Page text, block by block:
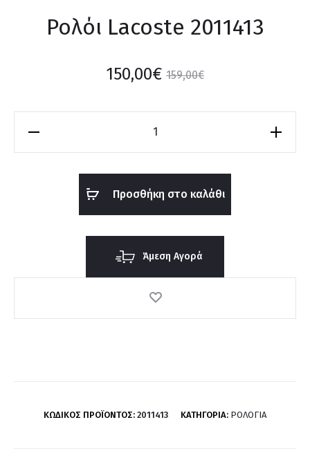
Ρολόι Lacoste 2011413
159,00€
150,00€
Προσθήκη στο καλάθι
Άμεση Αγορά
ΚΩΔΙΚΌΣ ΠΡΟΪΌΝΤΟΣ: 2011413 ΚΑΤΗΓΟΡΊΑ: ΡΟΛΌΓΙΑ